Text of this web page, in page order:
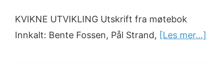
KVIKNE UTVIKLING Utskrift fra møtebok
Innkalt: Bente Fossen, Pål Strand, [Les mer...]